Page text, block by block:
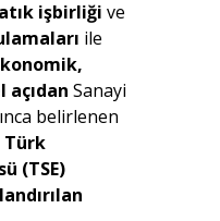
işbirliği ve
ile
Sanayi
belirlenen
Türk
(TSE)